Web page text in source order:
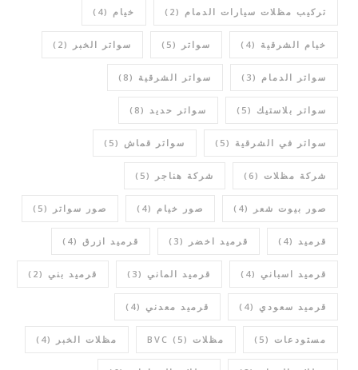
تركيب مظلات سيارات الدمام (2) خيام (4)
خيام الشرقية (4) سواتر (5) سواتر الخبر (2)
سواتر الدمام (3) سواتر الشرقية (8)
سواتر بلاستيك (5) سواتر حديد (8)
سواتر في الشرقية (5) سواتر قماش (5)
شركة مظلات (6) شركة هناجر (5)
صور بيوت شعر (4) صور خيام (4) صور سواتر (5)
قرميد (4) قرميد اخضر (3) قرميد ازرق (4)
قرميد اسباني (4) قرميد الماني (3) قرميد بني (2)
قرميد سعودي (4) قرميد معدني (4)
مستودعات (5) مظلات BVC (5) مظلات الخبر (4)